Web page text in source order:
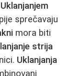
Uklanjanjem
sprečavaju
mora biti
strija
Uklanjanja